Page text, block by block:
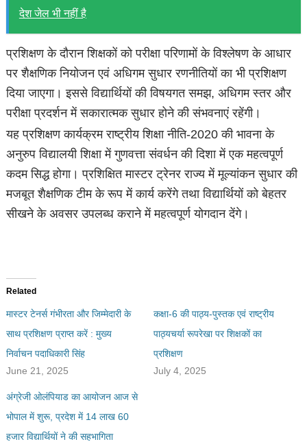
देश जेल भी नहीं है
प्रशिक्षण के दौरान शिक्षकों को परीक्षा परिणामों के विश्लेषण के आधार
पर शैक्षणिक नियोजन एवं अधिगम सुधार रणनीतियों का भी प्रशिक्षण
दिया जाएगा। इससे विद्यार्थियों की विषयगत समझ, अधिगम स्तर और
परीक्षा प्रदर्शन में सकारात्मक सुधार होने की संभवनाएं रहेंगी।
यह प्रशिक्षण कार्यक्रम राष्ट्रीय शिक्षा नीति-2020 की भावना के
अनुरुप विद्यालयी शिक्षा में गुणवत्ता संवर्धन की दिशा में एक महत्वपूर्ण
कदम सिद्ध होगा। प्रशिक्षित मास्टर ट्रेनर राज्य में मूल्यांकन सुधार की
मजबूत शैक्षणिक टीम के रूप में कार्य करेंगे तथा विद्यार्थियों को बेहतर
सीखने के अवसर उपलब्ध कराने में महत्वपूर्ण योगदान देंगे।
Related
मास्टर टेनर्स गंभीरता और जिम्मेदारी के
साथ प्रशिक्षण प्राप्त करें : मुख्य
निर्वाचन पदाधिकारी सिंह
June 21, 2025
कक्षा-6 की पाठ्य-पुस्तक एवं राष्‍ट्रीय
पाठ्यचर्या रूपरेखा पर शिक्षकों का
प्रशिक्षण
July 4, 2025
अंग्रेजी ओलंपियाड का आयोजन आज से
भोपाल में शुरू, प्रदेश में 14 लाख 60
हजार विद्यार्थियों ने की सहभागिता